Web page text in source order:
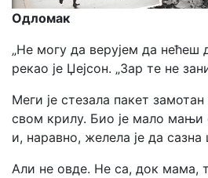
Одломак
„Не могу да верујем да нећеш
рекао је Џејсон. „Зар те не
Меги је стезала пакет
свом крилу. Био је мало мањи
и, наравно, желела је да
Aли не овде. Не са, док мама,